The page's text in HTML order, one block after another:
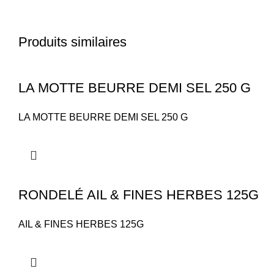
Produits similaires
LA MOTTE BEURRE DEMI SEL 250 G
LA MOTTE BEURRE DEMI SEL 250 G
RONDELÉ AIL & FINES HERBES 125G
AIL & FINES HERBES 125G